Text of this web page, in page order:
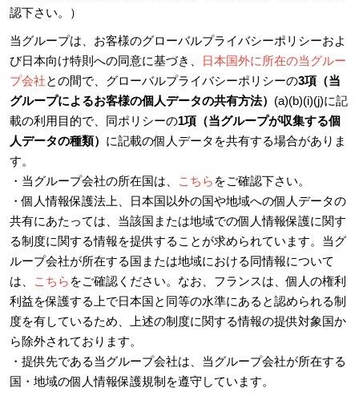
認下さい。）
当グループは、お客様のグローバルプライバシーポリシーおよ
び日本向け特則への同意に基づき、
日本国外に所在の当グルー
プ会社との間で、グローバルプライバシーポリシーの3項（当
グループによるお客様の個人データの共有方法） (a)(b)(i)(j)に記
載の利用目的で、同ポリシーの1項（当グループが収集する個
人データの種類） に記載の個人データを共有する場合がありま
す。
・当グループ会社の所在国は、
こちら をご確認下さい。
・個人情報保護法上、日本国以外の国や地域への個人データの
共有にあたっては、当該国または地域での個人情報保護に関す
る制度に関する情報を提供することが求められています。当グ
ループ会社が所在する国または地域における同情報について
は、
こちら をご確認ください。なお、フランスは、個人の権利
利益を保護する上で日本国と同等の水準にあると認められる制
度を有しているため、上述の制度に関する情報の提供対象国か
ら除外されております。
・提供先である当グループ会社は、当グループ会社が所在する
国・地域の個人情報保護規制を遵守しています。